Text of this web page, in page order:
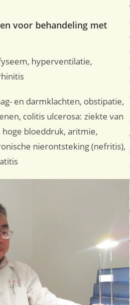
voor behandeling met
hyperventilatie,
en darmklachten, obstipatie,
colitis ulcerosa: ziekte van
bloeddruk, aritmie,
nierontsteking (nefritis),